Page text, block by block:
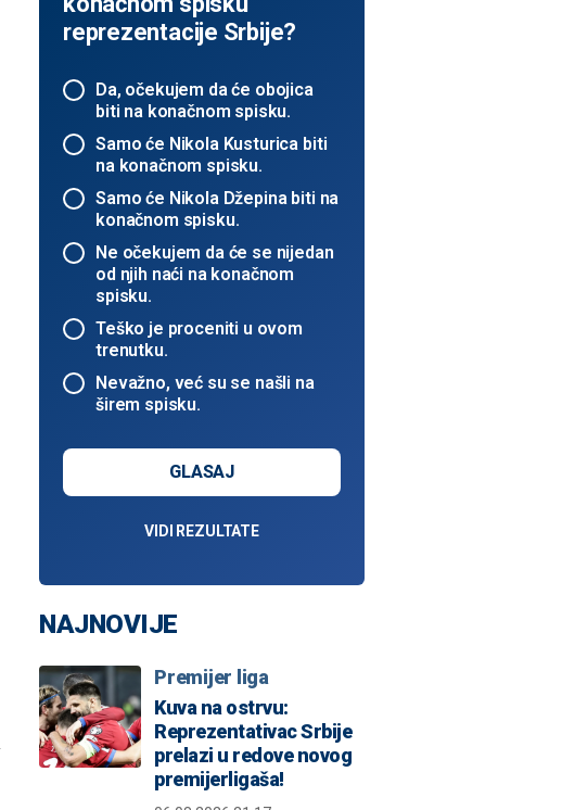
reprezentacije Srbije?
Da, očekujem da će obojica
biti na konačnom spisku.
Samo će Nikola Kusturica biti
na konačnom spisku.
Samo će Nikola Džepina biti na
konačnom spisku.
Ne očekujem da će se nijedan
od njih naći na konačnom
spisku.
Teško je proceniti u ovom
trenutku.
Nevažno, već su se našli na
širem spisku.
GLASAJ
VIDI REZULTATE
NAJNOVIJE
Premijer liga
Kuva na ostrvu:
Reprezentativac Srbije
prelazi u redove novog
premijerligaša!